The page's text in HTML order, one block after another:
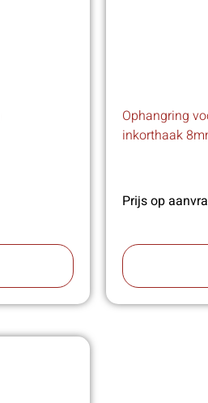
Ophangring
inkorthaak
Prijs op